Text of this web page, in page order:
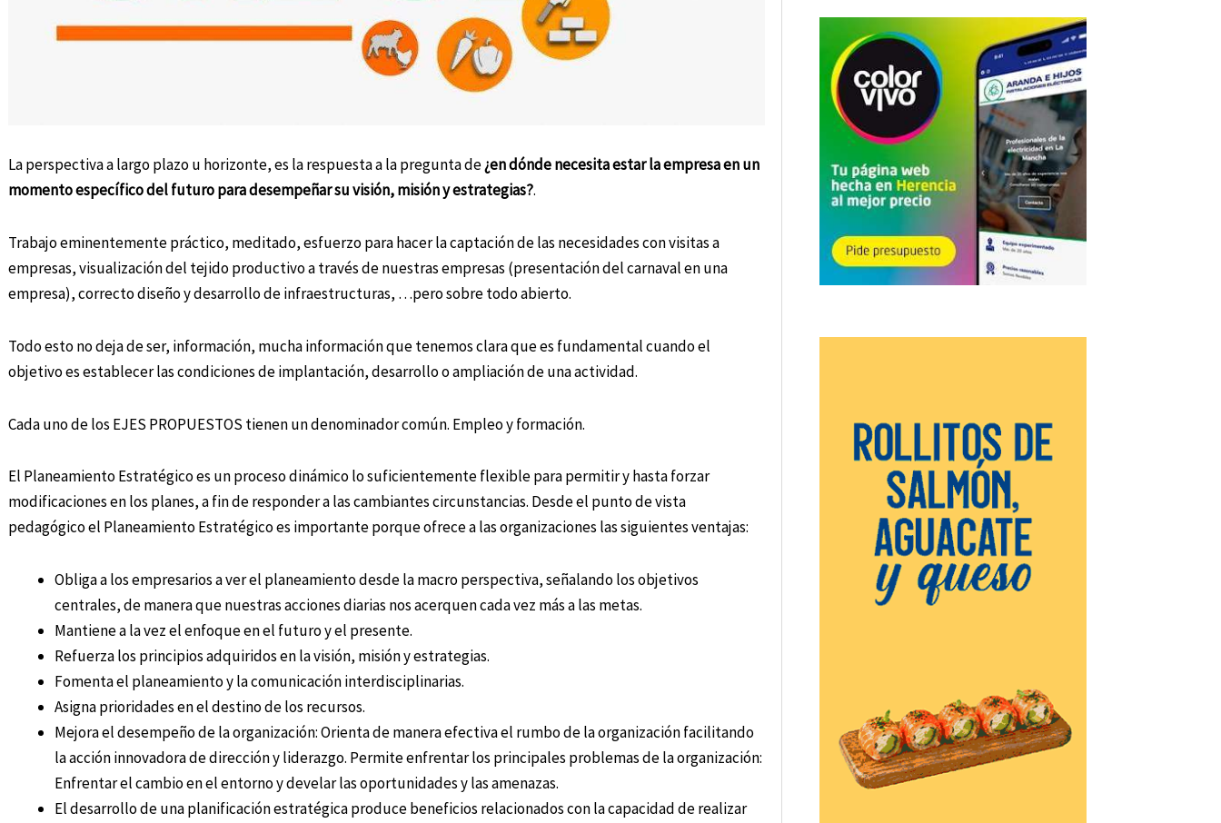
La perspectiva a largo plazo u horizonte, es la respuesta a la pregunta de¿en dónde necesita estar la empresa en un
momento específico del futuro para desempeñar su visión, misión y estrategias?.
Trabajo eminentemente práctico, meditado, esfuerzo para hacer la captación de las necesidades con visitas a
empresas, visualización del tejido productivo a través de nuestras empresas (presentación del carnaval en una
empresa), correcto diseño y desarrollo de infraestructuras, …pero sobre todo abierto.
Todo esto no deja de ser, información, mucha información que tenemos clara que es fundamental cuando el
objetivo es establecer las condiciones de implantación, desarrollo o ampliación de una actividad.
Cada uno de los EJES PROPUESTOS tienen un denominador común. Empleo y formación.
El Planeamiento Estratégico es un proceso dinámico lo suficientemente flexible para permitir y hasta forzar
modificaciones en los planes, a fin de responder a las cambiantes circunstancias. Desde el punto de vista
pedagógico el Planeamiento Estratégico es importante porque ofrece a las organizaciones las siguientes ventajas:
Obliga a los empresarios a ver el planeamiento desde la macro perspectiva, señalando los objetivos
centrales, de manera que nuestras acciones diarias nos acerquen cada vez más a las metas.
Mantiene a la vez el enfoque en el futuro y el presente.
Refuerza los principios adquiridos en la visión, misión y estrategias.
Fomenta el planeamiento y la comunicación interdisciplinarias.
Asigna prioridades en el destino de los recursos.
Mejora el desempeño de la organización: Orienta de manera efectiva el rumbo de la organización facilitando
la acción innovadora de dirección y liderazgo. Permite enfrentar los principales problemas de la organización:
Enfrentar el cambio en el entorno y develar las oportunidades y las amenazas.
El desarrollo de una planificación estratégica produce beneficios relacionados con la capacidad de realizar